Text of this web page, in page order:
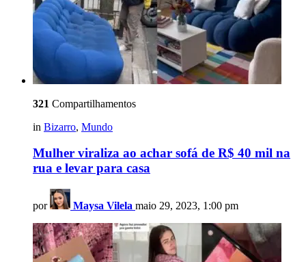
321 Compartilhamentos
in Bizarro, Mundo
Mulher viraliza ao achar sofá de R$ 40 mil na
rua e levar para casa
por Maysa Vilela maio 29, 2023, 1:00 pm